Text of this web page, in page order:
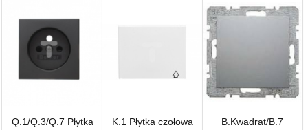
Q.1/Q.3/Q.7 Płytka
K.1 Płytka czołowa
B.Kwadrat/B.7